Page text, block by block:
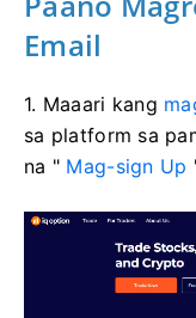
Email
1. Maaari kang
sa platform sa
na " Mag-sign Up